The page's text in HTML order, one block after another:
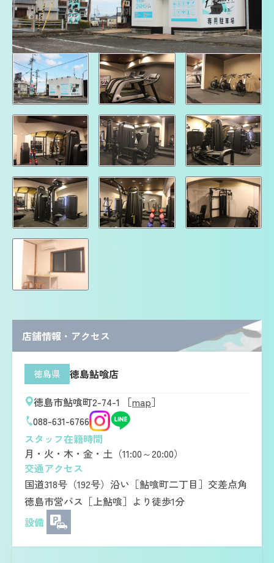
店舗情報・アクセス
徳島県
徳島鮎喰店
徳島市鮎喰町2-74-1 ［map］
088-631-6766
スタッフ在籍時間
月・火・木・金・土（11:00～20:00）
交通アクセス
国道318号（192号）沿い［鮎喰町二丁目］交差点角
徳島市営バス［上鮎喰］より徒歩1分
設備